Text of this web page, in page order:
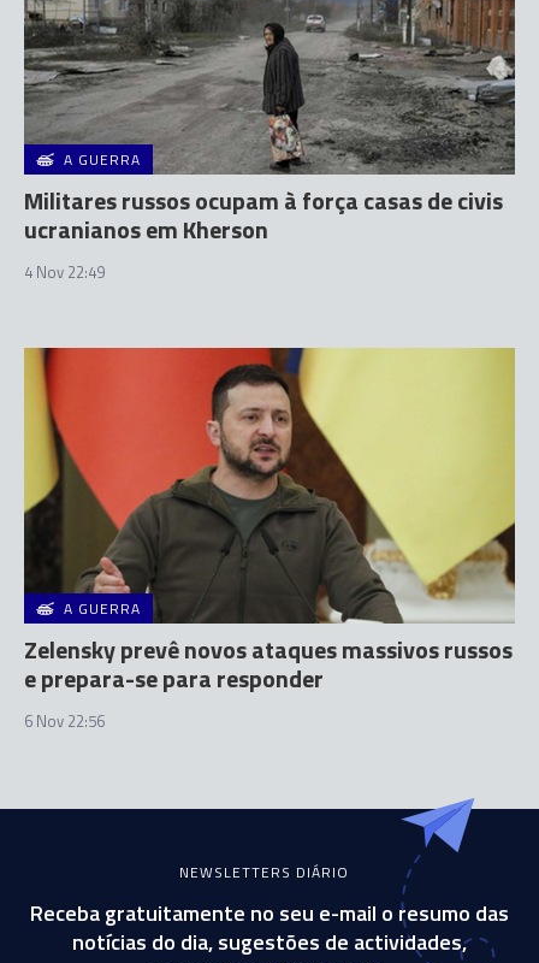
A GUERRA
Militares russos ocupam à força casas de civis
ucranianos em Kherson
4 Nov 22:49
A GUERRA
Zelensky prevê novos ataques massivos russos
e prepara-se para responder
6 Nov 22:56
NEWSLETTERS DIÁRIO
Receba gratuitamente no seu e-mail o resumo das
notícias do dia, sugestões de actividades,